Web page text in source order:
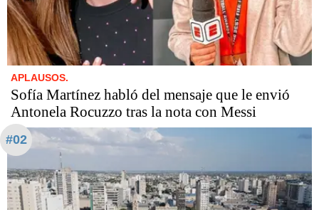
APLAUSOS.
Sofía Martínez habló del mensaje que le envió
Antonela Rocuzzo tras la nota con Messi
#02